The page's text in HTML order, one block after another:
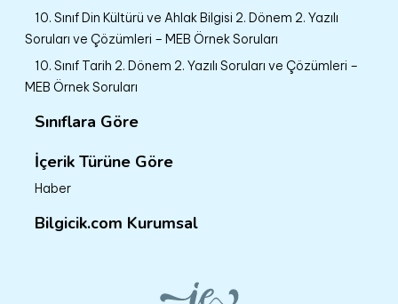
10. Sınıf Din Kültürü ve Ahlak Bilgisi 2. Dönem 2. Yazılı
Soruları ve Çözümleri – MEB Örnek Soruları
10. Sınıf Tarih 2. Dönem 2. Yazılı Soruları ve Çözümleri –
MEB Örnek Soruları
Sınıflara Göre
İçerik Türüne Göre
Haber
Bilgicik.com Kurumsal